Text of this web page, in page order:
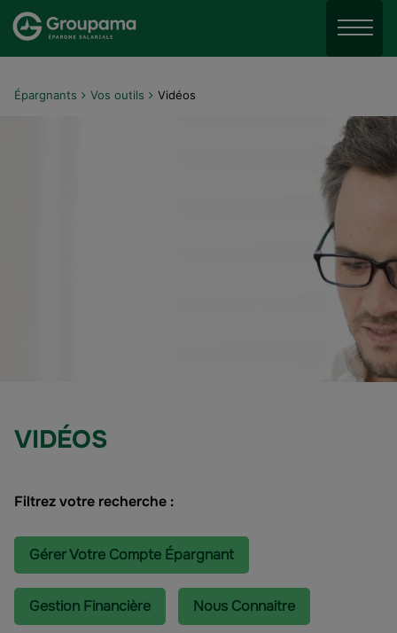
Aller au menu
Aller au contenu
Menu
Épargnants Vos outils Vidéos
VIDÉOS
Filtrez votre recherche :
Gérer Votre Compte Épargnant
Gestion Financière Nous Connaitre